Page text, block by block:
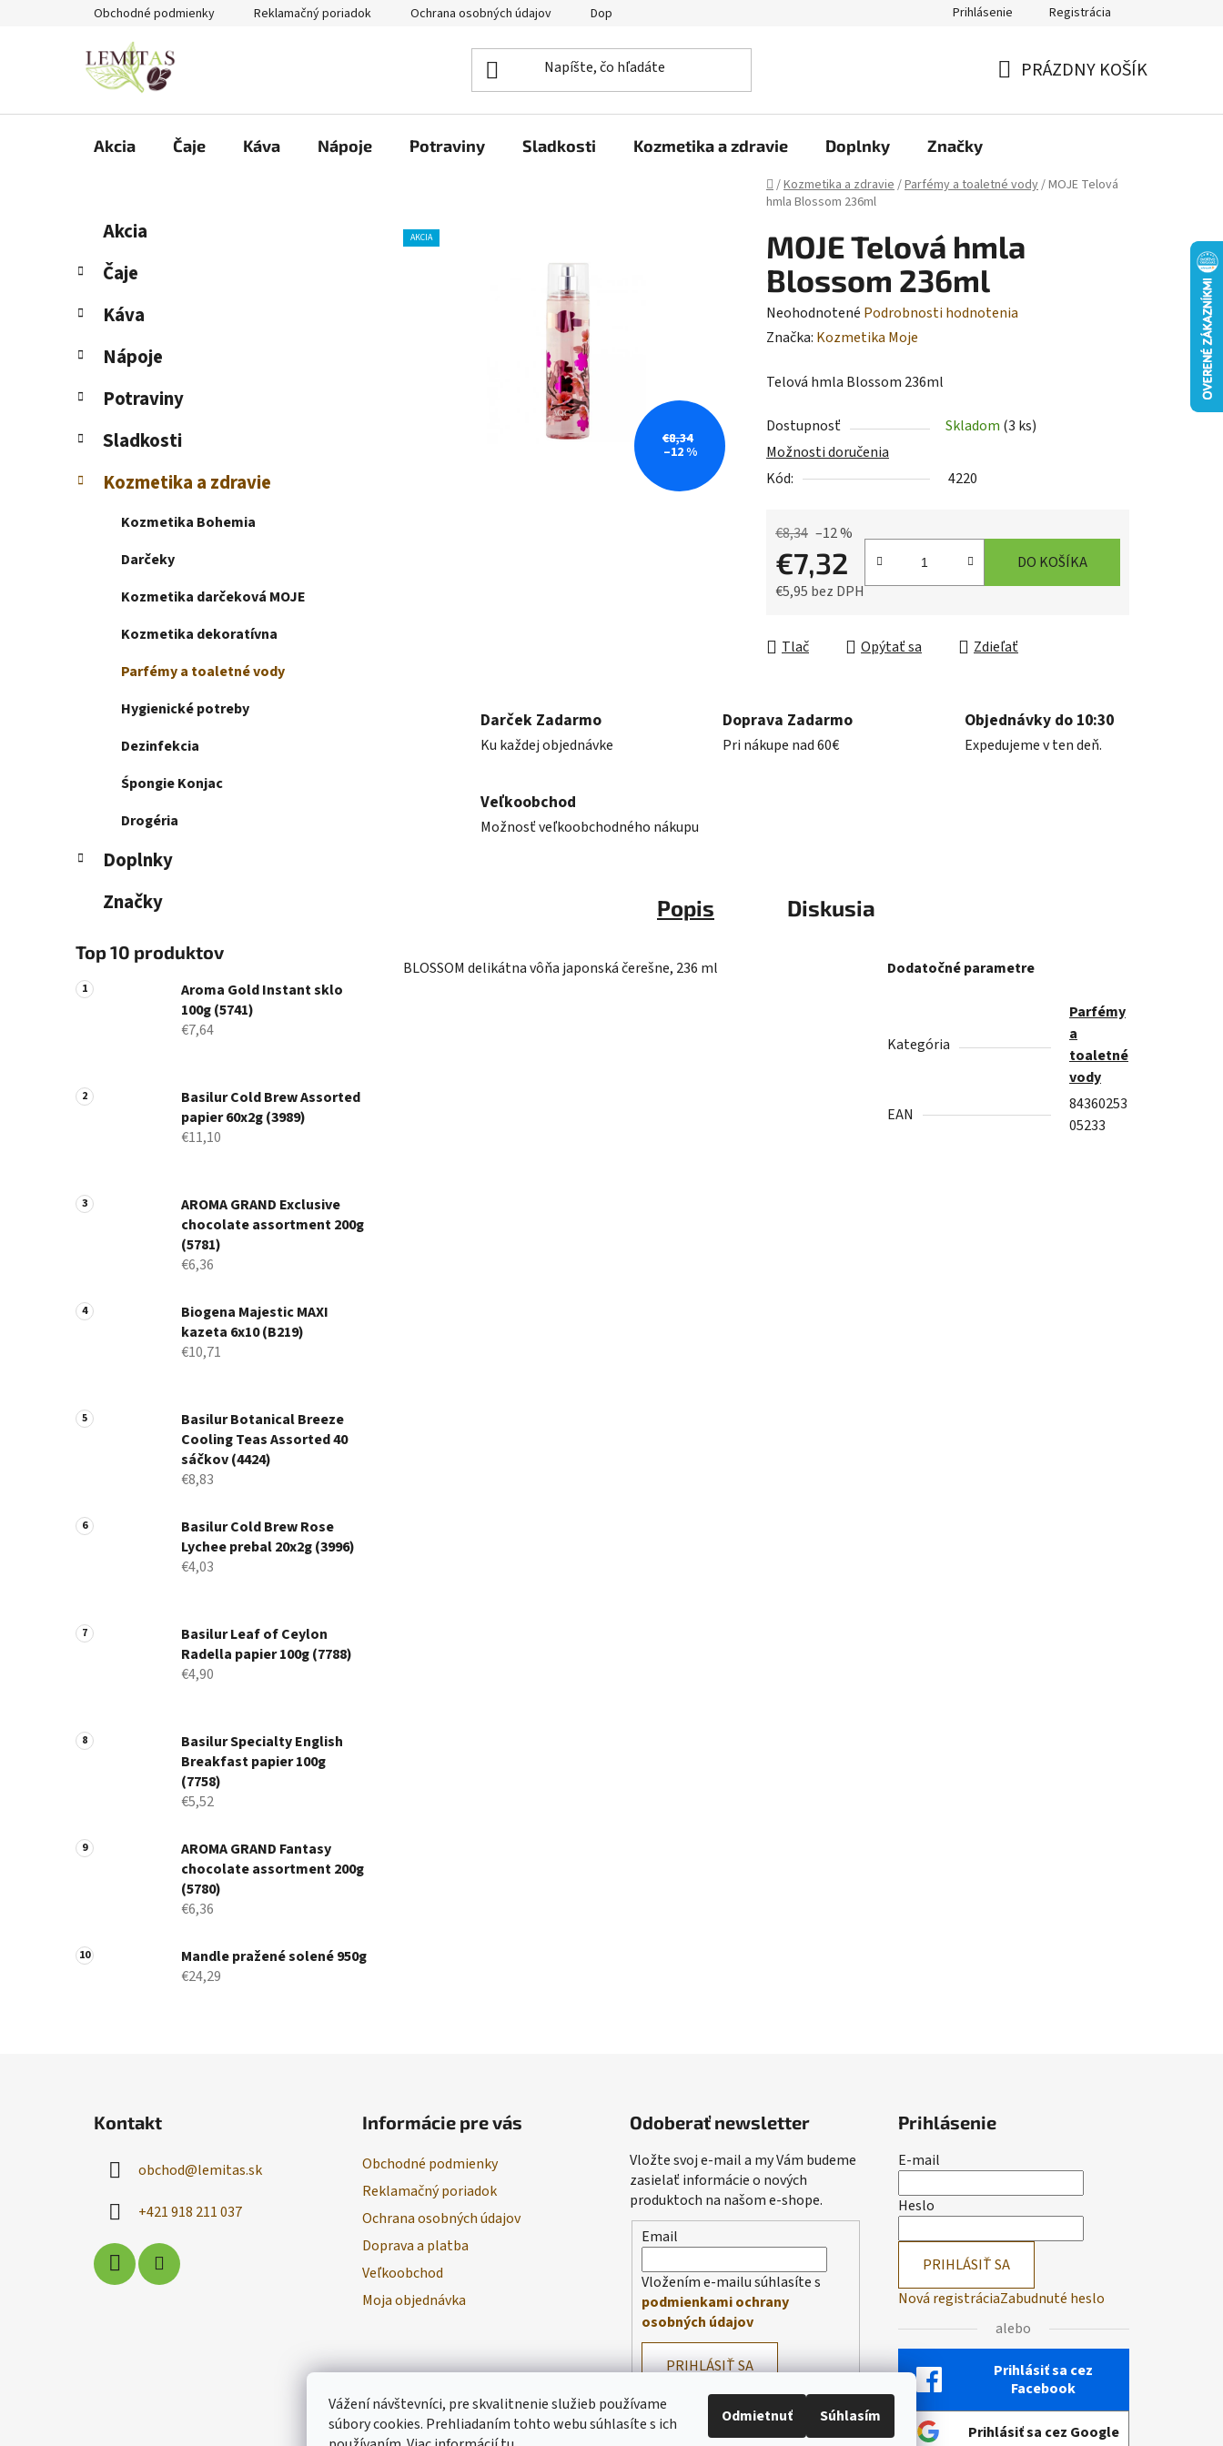
Vážení návštevníci, pre skvalitnenie služieb používame
súbory cookies. Prehliadaním tohto webu súhlasíte s ich
Odmietnuť Súhlasím
Obchodné podmienky Reklamačný poriadok Ochrana osobných údajov Doprava a platba Prihlásenie Registrácia
PRÁZDNY KOŠÍK
Akcia Čaje Káva Nápoje Potraviny Sladkosti Kozmetika a zdravie Doplnky Značky
Domov
/Kozmetika a zdravie/Parfémy a toaletné vody/MOJE Telová
hmla Blossom 236ml
č
ý
a
n
l
Preskočiť
kategórie
e
ó
i
Akcia
Čaje
Káva
Nápoje
Potraviny
Sladkosti
Kozmetika a zdravie
Kozmetika Bohemia
Darčeky
Kozmetika darčeková MOJE
Kozmetika dekoratívna
Parfémy a toaletné vody
Hygienické potreby
Dezinfekcia
Śpongie Konjac
Drogéria
Doplnky
Značky
Top 10 produktov
Aroma Gold Instant sklo
100g (5741)
€7,64
Basilur Cold Brew Assorted
papier 60x2g (3989)
€11,10
AROMA GRAND Exclusive
chocolate assortment 200g
(5781)
€6,36
Biogena Majestic MAXI
kazeta 6x10 (B219)
€10,71
Basilur Botanical Breeze
Cooling Teas Assorted 40
sáčkov (4424)
€8,83
Basilur Cold Brew Rose
Lychee prebal 20x2g (3996)
€4,03
Basilur Leaf of Ceylon
Radella papier 100g (7788)
€4,90
Basilur Specialty English
Breakfast papier 100g
(7758)
€5,52
AROMA GRAND Fantasy
chocolate assortment 200g
(5780)
€6,36
Mandle pražené solené 950g
€24,29
MOJE Telová hmla
Blossom 236ml
Priemerné
hodnotenie
je
z
5
hviezdičiek.
Neohodnotené Podrobnosti hodnotenia
Značka: Kozmetika Moje
Telová hmla Blossom 236ml
Dostupnosť Skladom (3 ks)
Možnosti doručenia
Kód:
4220
€8,34 –12 %
€7,32
€5,95 bez DPH
DO KOŠÍKA
Tlač Opýtať sa Zdieľať
AKCIA
€8,34
–12 %
Darček Zadarmo
Ku každej objednávke
Doprava Zadarmo
Pri nákupe nad 60€
Objednávky do 10:30
Expedujeme v ten deň.
Veľkoobchod
Možnosť veľkoobchodného nákupu
Popis Diskusia
BLOSSOM delikátna vôňa japonská čerešne, 236 ml Dodatočné parametre
Kategória
Parfémy
a
toaletné
vody
EAN
84360253
05233
Kontakt
obchod@lemitas.sk
+421 918 211 037
Informácie pre vás
Obchodné podmienky
Reklamačný poriadok
Ochrana osobných údajov
Doprava a platba
Veľkoobchod
Moja objednávka
Odoberať newsletter
Vložte svoj e-mail a my Vám budeme
zasielať informácie o nových
produktoch na našom e-shope.
Email
Vložením e-mailu súhlasíte s
podmienkami ochrany
osobných údajov
PRIHLÁSIŤ SA
Prihlásenie
E-mail
Heslo
PRIHLÁSIŤ SA
Nová registráciaZabudnuté heslo
alebo
Prihlásiť sa cez
Facebook
Prihlásiť sa cez Google